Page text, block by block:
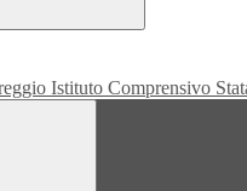
Istituto Comprensivo